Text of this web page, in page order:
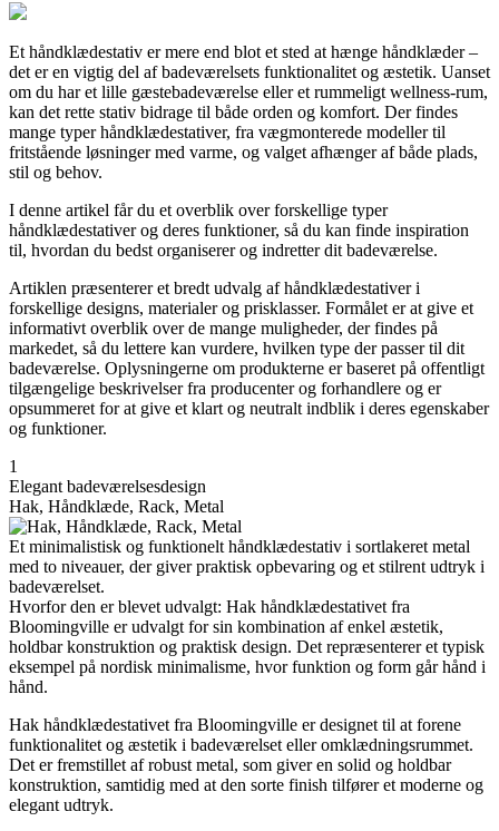
Et håndklædestativ er mere end blot et sted at hænge håndklæder –
det er en vigtig del af badeværelsets funktionalitet og æstetik. Uanset
om du har et lille gæstebadeværelse eller et rummeligt wellness-rum,
kan det rette stativ bidrage til både orden og komfort. Der findes
mange typer håndklædestativer, fra vægmonterede modeller til
fritstående løsninger med varme, og valget afhænger af både plads,
stil og behov.
I denne artikel får du et overblik over forskellige typer
håndklædestativer og deres funktioner, så du kan finde inspiration
til, hvordan du bedst organiserer og indretter dit badeværelse.
Artiklen præsenterer et bredt udvalg af håndklædestativer i
forskellige designs, materialer og prisklasser. Formålet er at give et
informativt overblik over de mange muligheder, der findes på
markedet, så du lettere kan vurdere, hvilken type der passer til dit
badeværelse. Oplysningerne om produkterne er baseret på offentligt
tilgængelige beskrivelser fra producenter og forhandlere og er
opsummeret for at give et klart og neutralt indblik i deres egenskaber
og funktioner.
1
Elegant badeværelsesdesign
Hak, Håndklæde, Rack, Metal
Et minimalistisk og funktionelt håndklædestativ i sortlakeret metal
med to niveauer, der giver praktisk opbevaring og et stilrent udtryk i
badeværelset.
Hvorfor den er blevet udvalgt: Hak håndklædestativet fra
Bloomingville er udvalgt for sin kombination af enkel æstetik,
holdbar konstruktion og praktisk design. Det repræsenterer et typisk
eksempel på nordisk minimalisme, hvor funktion og form går hånd i
hånd.
Hak håndklædestativet fra Bloomingville er designet til at forene
funktionalitet og æstetik i badeværelset eller omklædningsrummet.
Det er fremstillet af robust metal, som giver en solid og holdbar
konstruktion, samtidig med at den sorte finish tilfører et moderne og
elegant udtryk.